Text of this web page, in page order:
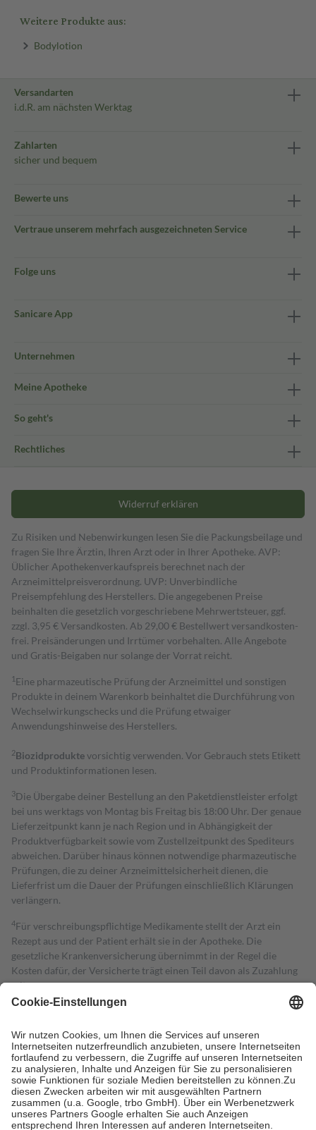
Weitere Produkte aus:
Bodylotion
Versandarten
i.d.R. am nächsten Werktag
Zahlarten
sicher und bequem
Bewerte uns
Vertraue unserem mehrfach ausgezeichneten Service
Folge uns
Sanicare App
Unternehmen
Meine Apotheke
So geht's
Rechtliches
Widerruf erklären
Zu Risiken und Nebenwirkungen lesen Sie die Packungsbeilage und
fragen Sie Ihre Ärztin, Ihren Arzt oder in Ihrer Apotheke. AVP:
Üblicher Apothekenverkaufspreis berechnet nach der
Arzneimittelpreisverordnung. UVP: Unverbindliche
Preisempfehlung des Herstellers. Die angegebenen Preise
beinhalten die gesetzlich vorgeschriebene Mehrwertsteuer, ggf.
zzgl. 3,95 € Versandkosten. Ab 29,00 € Bestell­wert versand­kosten­
frei. Preisänderungen und Irrtümer vorbehalten. Alle Angebote
und Gratis-Beigaben nur solange der Vorrat reicht.
1 Eine pharmazeutische Prüfung der Arzneimittel und sonstigen
Produkte in deinem Warenkorb beinhaltet die Durchführung von
Wechselwirkungschecks und die Prüfung etwaiger
Anwendungshinweise des Herstellers.
2Biozidproduktevorsichtig verwenden. Vor Gebrauch stets Etikett
und Produktinformationen lesen.
3Die Übergabe deiner Bestellung an den Paketdienstleister erfolgt
bei uns werktags von Montag bis Freitag bis 18:00 Uhr. Der genaue
Lieferzeitpunkt kann je nach Region und in Abhängigkeit der
Produktverfügbarkeit sowie vom Zustellzeitpunkt des Spediteurs
abweichen. Darüber hinaus können notwendige pharmazeutische
Prüfungen, die zu deiner Arzneimittelsicherheit dienen, die
Lieferfrist um die Dauer der Prüfungen einschließlich Klärungen
verlängern.
4Für verschreibungspflichtige Medikamente stellt der Arzt ein
Rezept aus und der Patient erhält sie in der Apotheke. Die
gesetzliche Krankenversicherung übernimmt in der Regel die
Kosten dafür, der Versicherte trägt einen Teil davon als Zuzahlung
mit.
Grundsätzlich leisten Mitglieder Zuzahlungen in Höhe von zehn
höchstens zehn Euro.
Es sind jedoch nie mehr als die tatsächlichen
Kosten der Leistung zu entrichten.
Diese Regeln gelten grundsätzlich auch für Online-Apotheken.
Bei Heilmitteln und häuslicher Krankenpflege beträgt die
Zuzahlung zehn Prozent der Kosten sowie zehn Euro je
Verordnung.
Um das Engagement der Versicherten für ihre eigene Gesundheit zu